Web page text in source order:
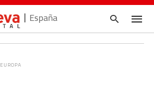
España
EUROPA